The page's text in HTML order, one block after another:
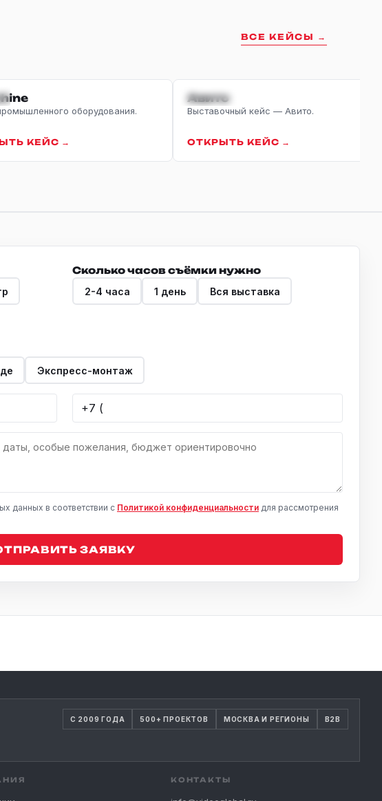
ВСЕ КЕЙСЫ →
оборудования.
КЕЙС →
E-COMMERCE
Авито
Выставочный кейс — Авито.
ОТКРЫТЬ КЕЙС →
Сколько часов съёмки нужно
2-4 часа
1 день Вся выставка
Экспресс-монтаж
данных в соответствии с Политикой конфиденциальности для рассмотрения
ЗАЯВКУ
С 2009 ГОДА 500+ ПРОЕКТОВ МОСКВА И РЕГИОНЫ B2B
КОНТАКТЫ